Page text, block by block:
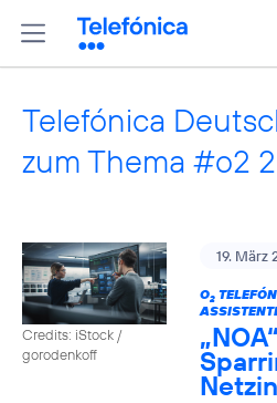
Telefónica
zum Thema #o2
Credits: iStock /
gorodenkoff
19. März
O2